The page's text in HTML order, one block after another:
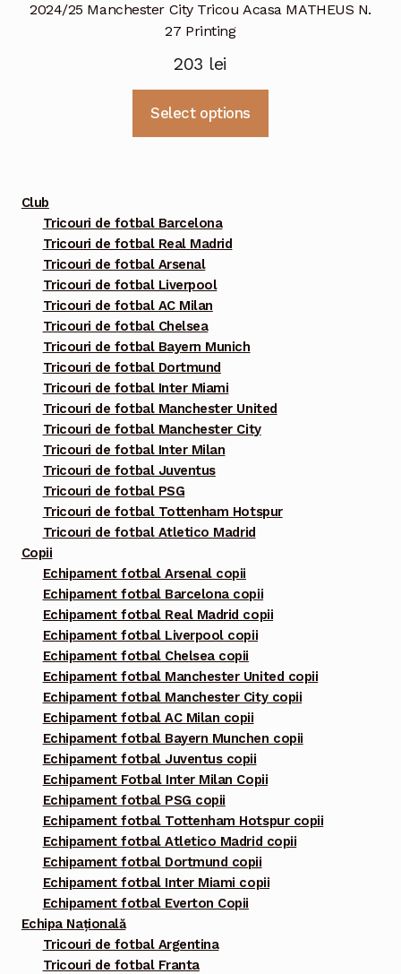
2024/25 Manchester City Tricou Acasa MATHEUS N.
27 Printing
203 lei
Select options
Club
Tricouri de fotbal Barcelona
Tricouri de fotbal Real Madrid
Tricouri de fotbal Arsenal
Tricouri de fotbal Liverpool
Tricouri de fotbal AC Milan
Tricouri de fotbal Chelsea
Tricouri de fotbal Bayern Munich
Tricouri de fotbal Dortmund
Tricouri de fotbal Inter Miami
Tricouri de fotbal Manchester United
Tricouri de fotbal Manchester City
Tricouri de fotbal Inter Milan
Tricouri de fotbal Juventus
Tricouri de fotbal PSG
Tricouri de fotbal Tottenham Hotspur
Tricouri de fotbal Atletico Madrid
Copii
Echipament fotbal Arsenal copii
Echipament fotbal Barcelona copii
Echipament fotbal Real Madrid copii
Echipament fotbal Liverpool copii
Echipament fotbal Chelsea copii
Echipament fotbal Manchester United copii
Echipament fotbal Manchester City copii
Echipament fotbal AC Milan copii
Echipament fotbal Bayern Munchen copii
Echipament fotbal Juventus copii
Echipament Fotbal Inter Milan Copii
Echipament fotbal PSG copii
Echipament fotbal Tottenham Hotspur copii
Echipament fotbal Atletico Madrid copii
Echipament fotbal Dortmund copii
Echipament fotbal Inter Miami copii
Echipament fotbal Everton Copii
Echipa Națională
Tricouri de fotbal Argentina
Tricouri de fotbal Franta